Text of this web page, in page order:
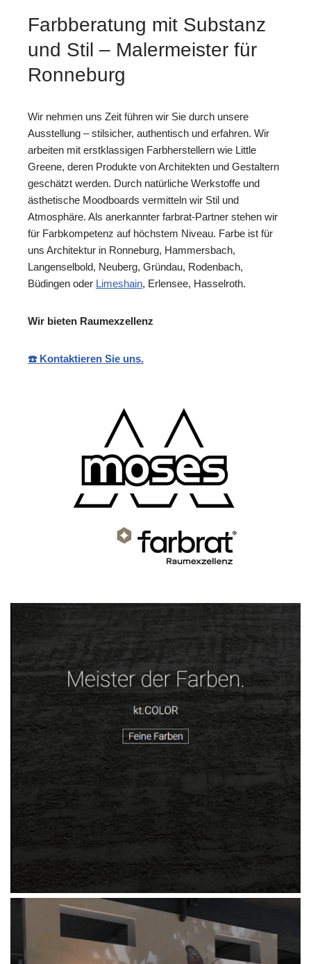
Farbberatung mit Substanz
und Stil – Malermeister für
Ronneburg
Wir nehmen uns Zeit führen wir Sie durch unsere
Ausstellung – stilsicher, authentisch und erfahren. Wir
arbeiten mit erstklassigen Farbherstellern wie Little
Greene, deren Produkte von Architekten und Gestaltern
geschätzt werden. Durch natürliche Werkstoffe und
ästhetische Moodboards vermitteln wir Stil und
Atmosphäre. Als anerkannter farbrat-Partner stehen wir
für Farbkompetenz auf höchstem Niveau. Farbe ist für
uns Architektur in Ronneburg, Hammersbach,
Langenselbold, Neuberg, Gründau, Rodenbach,
Büdingen oder Limeshain, Erlensee, Hasselroth.
Wir bieten Raumexzellenz
☎️ Kontaktieren Sie uns.